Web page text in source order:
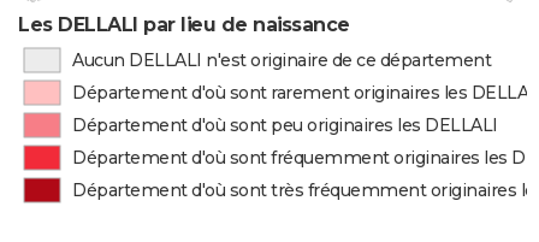
Les DELLALI par lieu de naissance
Aucun DELLALI n'est originaire de ce département
Département d'où sont rarement originaires les
Département d'où sont peu originaires les DELLALI
Département d'où sont fréquemment originaires les
Département d'où sont très fréquemment originaires